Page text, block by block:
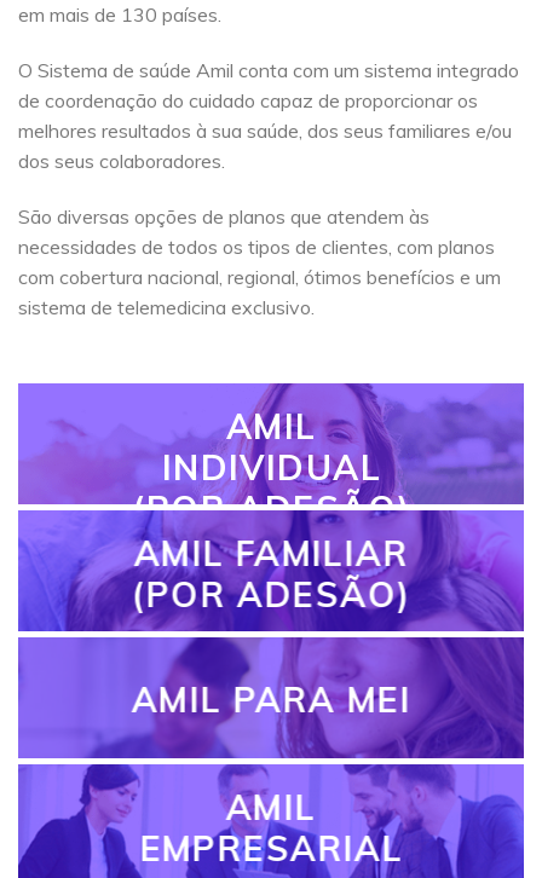
em mais de 130 países.
O Sistema de saúde Amil conta com um sistema integrado
de coordenação do cuidado capaz de proporcionar os
melhores resultados à sua saúde, dos seus familiares e/ou
dos seus colaboradores.
São diversas opções de planos que atendem às
necessidades de todos os tipos de clientes, com planos
com cobertura nacional, regional, ótimos benefícios e um
sistema de telemedicina exclusivo.
AMIL
INDIVIDUAL
(POR ADESÃO)
AMIL FAMILIAR
(POR ADESÃO)
AMIL PARA MEI
AMIL
EMPRESARIAL